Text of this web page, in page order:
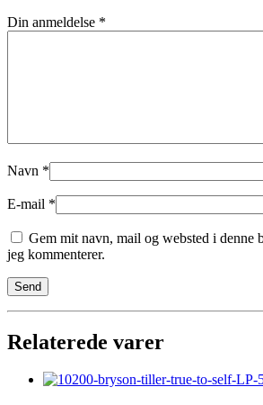
Din anmeldelse *
Navn *
E-mail *
Gem mit navn, mail og websted i denne
jeg kommenterer.
Relaterede varer